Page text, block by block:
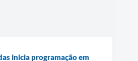
inicia programação em